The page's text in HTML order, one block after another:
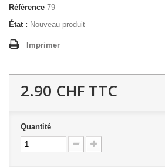
Référence 79
État : Nouveau produit
Imprimer
2.90 CHF TTC
Quantité